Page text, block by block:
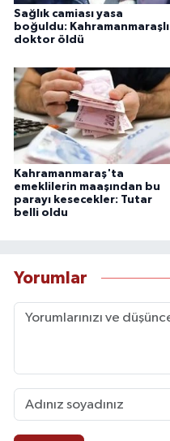
Sağlık camiası yasa
boğuldu: Kahramanmaraşlı
doktor öldü
Kahramanmaraş'ta
emeklilerin maaşından bu
parayı kesecekler: Tutar
belli oldu
Yorumlar